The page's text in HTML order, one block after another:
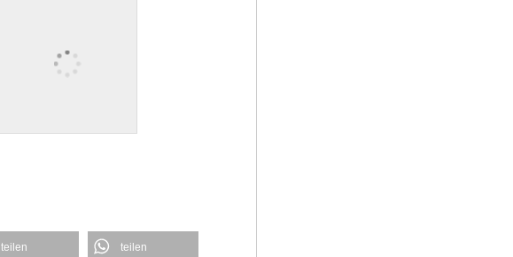
teilen teilen